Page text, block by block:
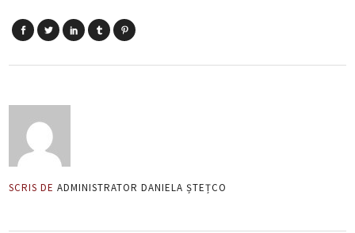
SCRIS DE ADMINISTRATOR DANIELA ȘTEȚCO